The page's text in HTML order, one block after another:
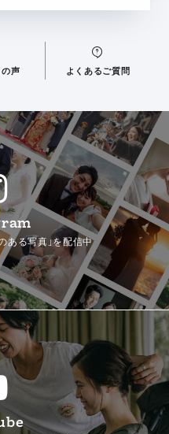
声 よくあるご質問
ある写真」を配信中